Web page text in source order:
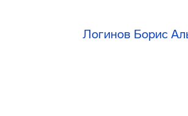
Логинов Борис